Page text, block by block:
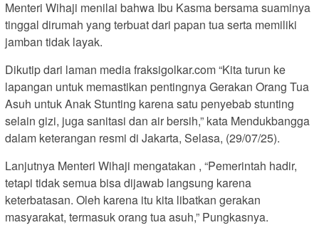
Menteri Wihaji menilai bahwa Ibu Kasma bersama suaminya
tinggal dirumah yang terbuat dari papan tua serta memiliki
jamban tidak layak.
Dikutip dari laman media fraksigolkar.com “Kita turun ke
lapangan untuk memastikan pentingnya Gerakan Orang Tua
Asuh untuk Anak Stunting karena satu penyebab stunting
selain gizi, juga sanitasi dan air bersih,” kata Mendukbangga
dalam keterangan resmi di Jakarta, Selasa, (29/07/25).
Lanjutnya Menteri Wihaji mengatakan , “Pemerintah hadir,
tetapi tidak semua bisa dijawab langsung karena
keterbatasan. Oleh karena itu kita libatkan gerakan
masyarakat, termasuk orang tua asuh,” Pungkasnya.